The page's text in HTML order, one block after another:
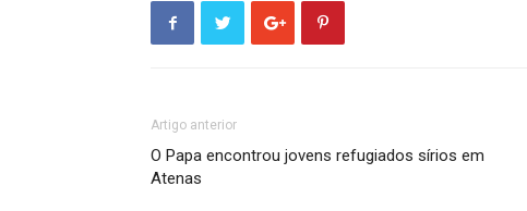
Artigo anterior
O Papa encontrou jovens refugiados sírios em
Atenas